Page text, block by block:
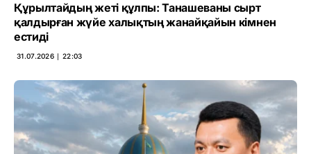
Құрылтайдың жеті құлпы: Танашеваны сырт
қалдырған жүйе халықтың жанайқайын кімнен
естиді
31.07.2026 ∣ 22:03